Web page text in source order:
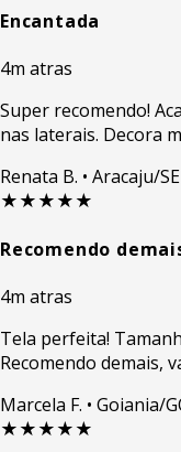
Encantada
4m atras
Super recomendo!
nas laterais. Decora
Renata B. • Aracaju/SE
★★★★★
Recomendo
4m atras
Tela perfeita!
Recomendo demais,
Marcela F. • Goiania/
★★★★★